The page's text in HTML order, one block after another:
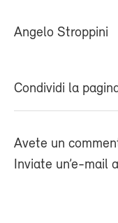
Angelo Stroppini
Condividi la
Avete un
Inviate un’e-mail